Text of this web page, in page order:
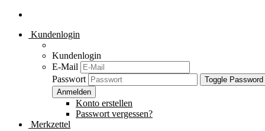
Kundenlogin
Kundenlogin
E-Mail
Passwort
Toggle
Konto erstellen
Passwort vergessen?
Merkzettel